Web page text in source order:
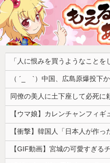
同僚の美人に土下座して必死に
【GIF動画】宮城の可愛すぎる